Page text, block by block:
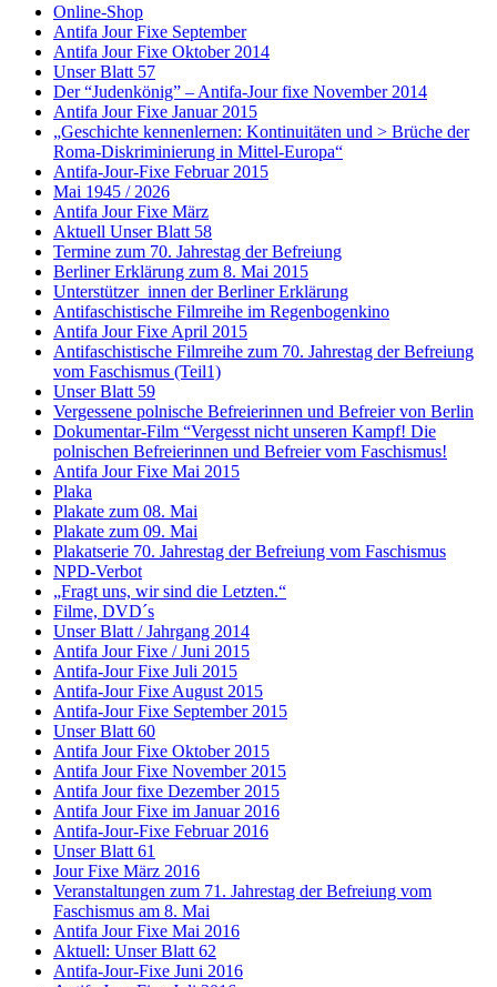
Online-Shop
Antifa Jour Fixe September
Antifa Jour Fixe Oktober 2014
Unser Blatt 57
Der “Judenkönig” – Antifa-Jour fixe November 2014
Antifa Jour Fixe Januar 2015
„Geschichte kennenlernen: Kontinuitäten und > Brüche der
Roma-Diskriminierung in Mittel-Europa“
Antifa-Jour-Fixe Februar 2015
Mai 1945 / 2026
Antifa Jour Fixe März
Aktuell Unser Blatt 58
Termine zum 70. Jahrestag der Befreiung
Berliner Erklärung zum 8. Mai 2015
Unterstützer_innen der Berliner Erklärung
Antifaschistische Filmreihe im Regenbogenkino
Antifa Jour Fixe April 2015
Antifaschistische Filmreihe zum 70. Jahrestag der Befreiung
vom Faschismus (Teil1)
Unser Blatt 59
Vergessene polnische Befreierinnen und Befreier von Berlin
Dokumentar-Film “Vergesst nicht unseren Kampf! Die
polnischen Befreierinnen und Befreier vom Faschismus!
Antifa Jour Fixe Mai 2015
Plaka
Plakate zum 08. Mai
Plakate zum 09. Mai
Plakatserie 70. Jahrestag der Befreiung vom Faschismus
NPD-Verbot
„Fragt uns, wir sind die Letzten.“
Filme, DVD´s
Unser Blatt / Jahrgang 2014
Antifa Jour Fixe / Juni 2015
Antifa-Jour Fixe Juli 2015
Antifa-Jour Fixe August 2015
Antifa-Jour Fixe September 2015
Unser Blatt 60
Antifa Jour Fixe Oktober 2015
Antifa Jour Fixe November 2015
Antifa Jour fixe Dezember 2015
Antifa Jour Fixe im Januar 2016
Antifa-Jour-Fixe Februar 2016
Unser Blatt 61
Jour Fixe März 2016
Veranstaltungen zum 71. Jahrestag der Befreiung vom
Faschismus am 8. Mai
Antifa Jour Fixe Mai 2016
Aktuell: Unser Blatt 62
Antifa-Jour-Fixe Juni 2016